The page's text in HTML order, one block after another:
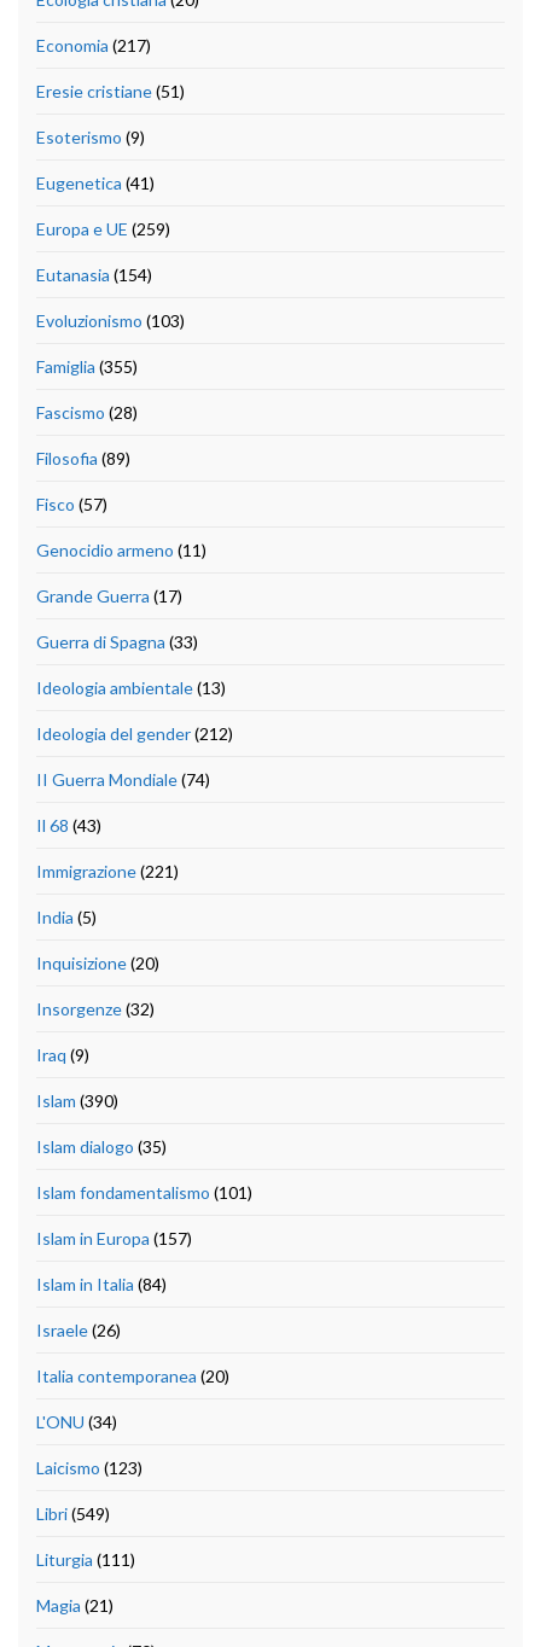
Economia (217)
Eresie cristiane(51)
Esoterismo (9)
Eugenetica (41)
Europa e UE (259)
Eutanasia (154)
Evoluzionismo (103)
Famiglia (355)
Fascismo (28)
Filosofia (89)
Fisco (57)
Genocidio armeno (11)
Grande Guerra (17)
Guerra di Spagna (33)
Ideologia ambientale(13)
Ideologia del gender(212)
II Guerra Mondiale(74)
Il 68 (43)
Immigrazione(221)
India (5)
Inquisizione(20)
Insorgenze(32)
Iraq (9)
Islam (390)
Islam dialogo (35)
Islam fondamentalismo (101)
Islam in Europa (157)
Islam in Italia (84)
Israele(26)
Italia contemporanea (20)
L'ONU (34)
Laicismo (123)
Libri(549)
Liturgia (111)
Magia (21)